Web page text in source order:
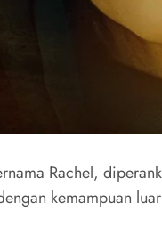
Rachel,
kemampuan